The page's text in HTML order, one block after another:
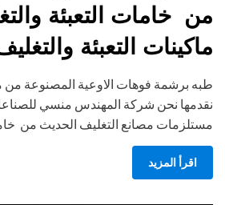
من خامات التعبئة
ماكينات التعبئة
طبه برشمة فوهات الاوعية المصنوعة من
نقدمها نحن شركة المهندس منسي
مستلزمات مصانع التغليف الحديث من
اقرأ المزيد